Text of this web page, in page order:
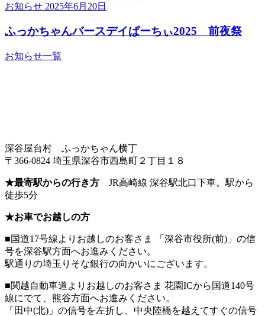
お知らせ 2025年6月20日
ふっかちゃんバースデイぱーちぃ2025 前夜祭
お知らせ一覧
深谷屋台村 ふっかちゃん横丁
〒366-0824 埼玉県深谷市西島町２丁目１８
★最寄駅からの行き方
JR高崎線 深谷駅北口下車。駅から
徒歩5分
★お車でお越しの方
■国道17号線よりお越しのお客さま 「深谷市役所(前)」の信
号を深谷駅方面へお進みください。
駅通りの埼玉りそな銀行の向かいにございます。
■関越自動車道よりお越しのお客さま 花園ICから国道140号
線にでて、熊谷方面へお進みください。
「田中(北)」の信号を左折し、中央陸橋を越えてすぐの信号